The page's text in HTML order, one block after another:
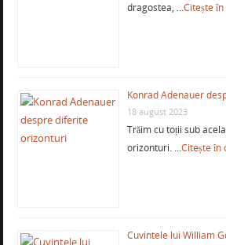
dragostea, …Citește
Konrad Adenauer
18 august 2023
Trăim cu toții sub
orizonturi. …Citește în
Cuvintele lui William